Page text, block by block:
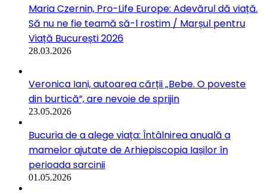
Maria Czernin, Pro-Life Europe: Adevărul dă viață.
Să nu ne fie teamă să-l rostim / Marșul pentru
Viață București 2026
28.03.2026
Veronica Iani, autoarea cărții „Bebe. O poveste
din burtică”, are nevoie de sprijin
23.05.2026
Bucuria de a alege viața: Întâlnirea anuală a
mamelor ajutate de Arhiepiscopia Iașilor în
perioada sarcinii
01.05.2026